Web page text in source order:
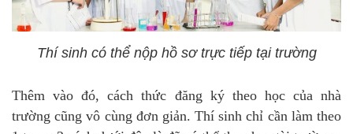
Thí sinh có thể nộp hồ sơ trực tiếp tại trường
Thêm vào đó, cách thức đăng ký theo học của nhà
trường cũng vô cùng đơn giản. Thí sinh chỉ cần làm theo